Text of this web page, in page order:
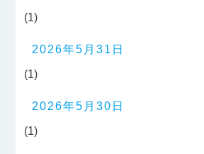
(1)
2026年5月31日
(1)
2026年5月30日
(1)